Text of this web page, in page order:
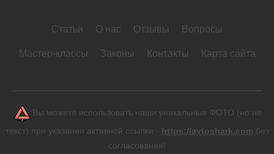
Статьи О нас Отзывы Вопросы
Мастер-классы Законы Контакты Карта сайта
Вы можете использовать наши уникальные ФОТО (но не
текст) при указании активной ссылки - https://avtoshark.com без
согласования!